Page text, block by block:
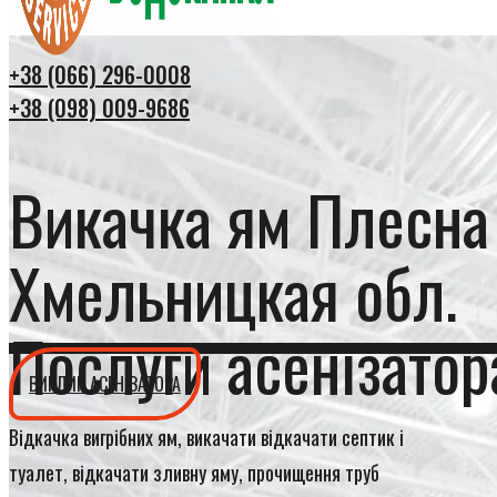
+38 (066) 296-0008
+38 (098) 009-9686
Викачка ям Плесна
Хмельницкая обл.
Послуги
ВИКЛИК АСЕНІЗАТОРА
Відкачка вигрібних ям, викачати відкачати септик і
туалет, відкачати зливну яму, прочищення труб